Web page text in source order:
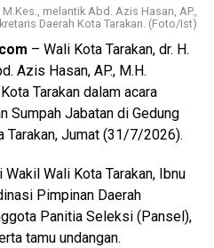
infrastruktur di Kota
penarikan raperda,
segera memfokuskan
pembangunan demi
kesejahteraan masyarakat.
Facebook
melantik Abd. Azis Hasan, AP.,
Daerah Kota Tarakan. (Foto/Ist)
– Wali Kota Tarakan, dr. H.
Azis Hasan, AP., M.H.
Tarakan dalam acara
Sumpah Jabatan di Gedung
Tarakan, Jumat (31/7/2026).
Wali Kota Tarakan, Ibnu
Pimpinan Daerah
Panitia Seleksi (Pansel),
tamu undangan.